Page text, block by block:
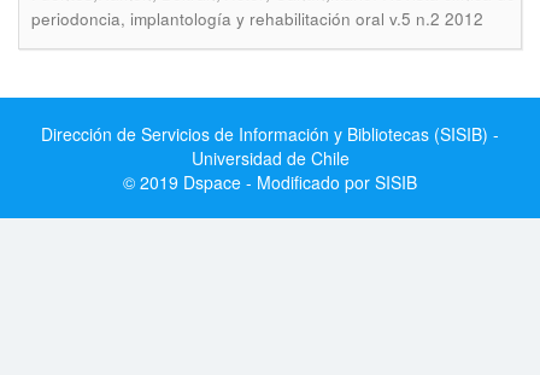
periodoncia, implantología y rehabilitación oral v.5 n.2 2012
Dirección de Servicios de Información y Bibliotecas (SISIB) -
Universidad de Chile
© 2019 Dspace - Modificado por SISIB